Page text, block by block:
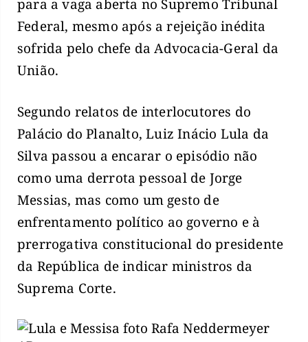
para a vaga aberta no Supremo Tribunal
Federal, mesmo após a rejeição inédita
sofrida pelo chefe da Advocacia-Geral da
União.
Segundo relatos de interlocutores do
Palácio do Planalto, Luiz Inácio Lula da
Silva passou a encarar o episódio não
como uma derrota pessoal de Jorge
Messias, mas como um gesto de
enfrentamento político ao governo e à
prerrogativa constitucional do presidente
da República de indicar ministros da
Suprema Corte.